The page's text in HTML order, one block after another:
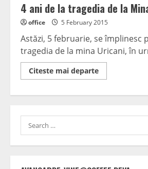
4 ani de la tragedia de la
office 5 February 2015
Astăzi, 5 februarie, se împlinesc
tragedia de la mina Uricani, în
Citeste mai departeRead
more
la
la
Search
for: